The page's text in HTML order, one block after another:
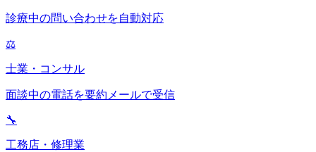
診療中の問い合わせを自動対応
⚖️
士業・コンサル
面談中の電話を要約メールで受信
🔧
工務店・修理業